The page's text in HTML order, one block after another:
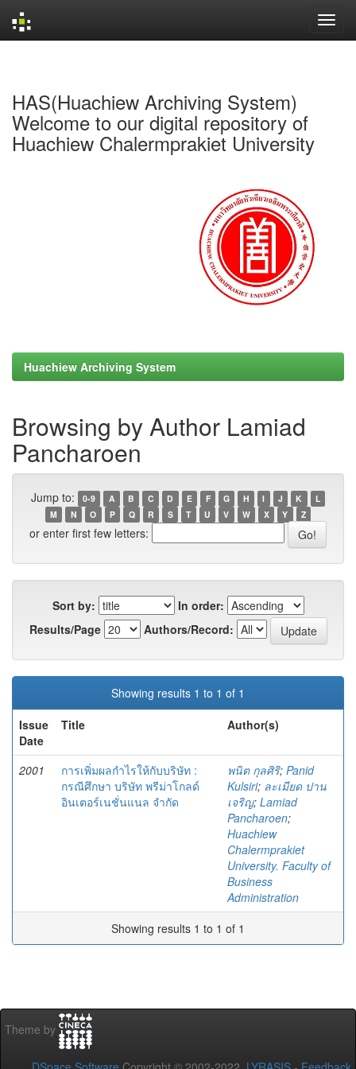
HAS(Huachiew Archiving System)
Welcome to our digital repository of
Huachiew Chalermprakiet University
Huachiew Archiving System
Browsing by Author Lamiad
Pancharoen
Jump to: 0-9 A B C D E F G H I J K
L
M
N O P Q R S T U V W X Y Z
or enter first few letters:
Sort by:
In order:
Results/Page
Authors/Record:
Showing results 1 to 1 of 1
Issue
Date
Title Author(s)
2001
การเพิ่มผลกำไรให้กับบริษัท :
กรณีศึกษา บริษัท พรีม่าโกลด์
อินเตอร์เนชั่นแนล จำกัด
พนิต กุลศิริ; Panid
Kulsiri; ละเมียด ปาน
เจริญ; Lamiad
Pancharoen;
Huachiew
Chalermprakiet
University. Faculty of
Business
Administration
Showing results 1 to 1 of 1
Theme by